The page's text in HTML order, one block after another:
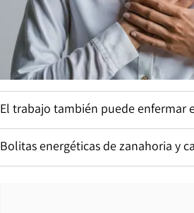
El trabajo también puede enfermar
Bolitas energéticas de zanahoria y